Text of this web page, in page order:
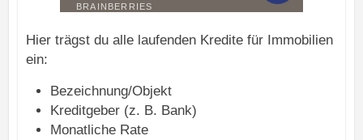
Hier trägst du alle laufenden Kredite für Immobilien
ein:
Bezeichnung/Objekt
Kreditgeber (z. B. Bank)
Monatliche Rate